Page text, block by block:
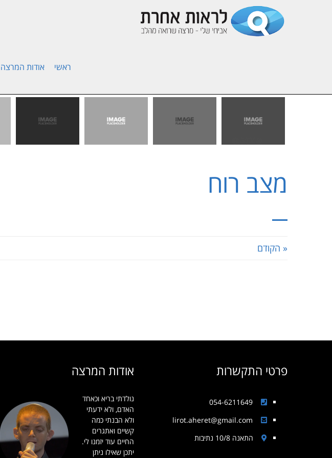
ראשי אודות המרצה
מצב רוח
« הקודם
פרטי התקשרות
054-6211649
lirot.aheret@gmail.com
התאנה 10/8 נתיבות
אודות המרצה
נולדתי בריא וכאחד
האדם, ולא ידעתי
ולא הבנתי כמה
קשיים ואתגרים
החיים עוד יזמנו לי.
יתכן שאילו ניתן